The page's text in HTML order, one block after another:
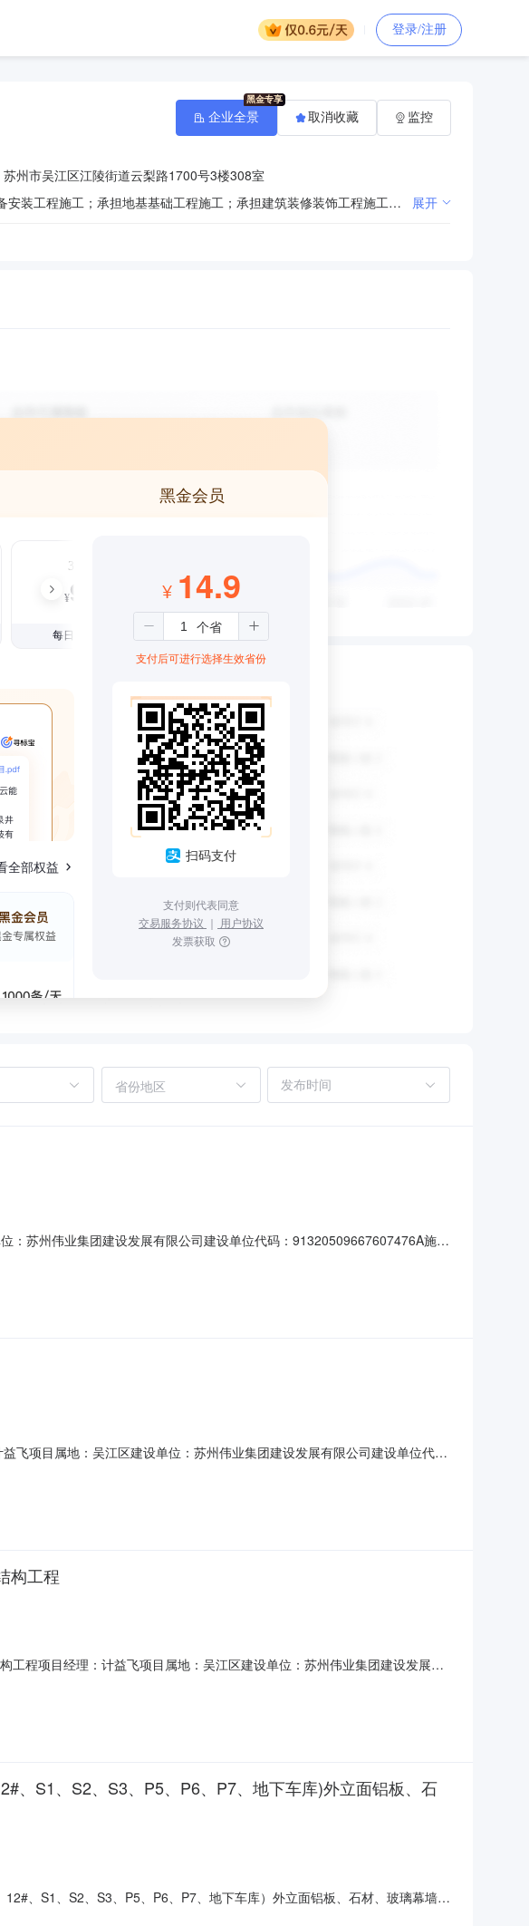
登录/注册
苏州市吴江区江陵街道云梨路1700号3楼308室
承担各类型工业与民用建设项目的建筑施工；承担市政公用工程施工；承担机电设备安装工程施工；承担地基基础工程施工；承担建筑装修装饰工程施工。（依法须经批准的项目，经相关部门批准后方可开展经营活动） 展开
企业全景 取消收藏 监控
黑金会员
3个月
¥99
每日仅1.08元
全部权益
¥ 14.9
支付后可进行选择生效省份
扫码支付
支付则代表同意
交易服务协议 ｜ 用户协议
发票获取
省份地区
：苏州伟业集团建设发展有限公司建设单位代码：91320509667607476A施工
日期：2026-07-070
飞项目属地：吴江区建设单位：苏州伟业集团建设发展有限公司建设单位代
10-1300:00:00归集日期：20
构工程
程项目经理：计益飞项目属地：吴江区建设单位：苏州伟业集团建设发展有
计划竣工时间：2025-06-2800:
、S1、S2、S3、P5、P6、P7、地下车库)外立面铝板、石
、S1、S2、S3、P5、P6、P7、地下车库）外立面铝板、石材、玻璃幕墙工